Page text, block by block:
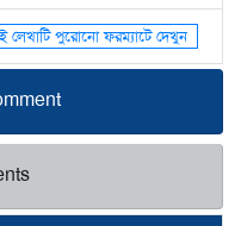
লেখাটি পুরোনো ফরম্যাটে দেখুন